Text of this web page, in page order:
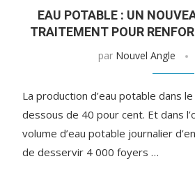
EAU POTABLE : UN
TRAITEMENT POUR
par Nouvel Angle
La production d’eau potable dans
dessous de 40 pour cent. Et dans
volume d’eau potable journalier
de desservir 4 000 foyers …